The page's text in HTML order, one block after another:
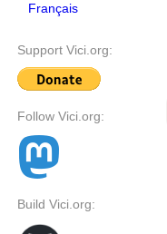
Français
Support Vici.org:
Follow Vici.org:
Build Vici.org: